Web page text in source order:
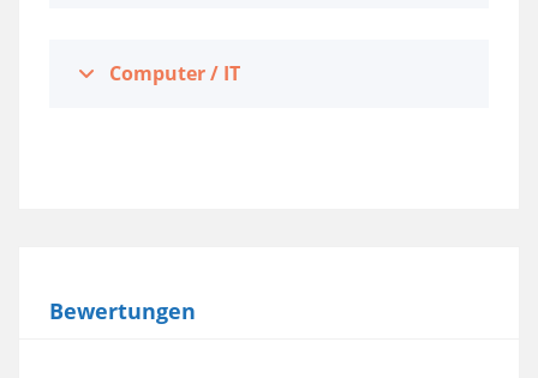
Computer / IT
Bewertungen